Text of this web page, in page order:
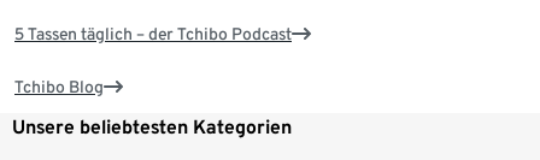
5 Tassen täglich – der Tchibo Podcast
Tchibo Blog
Unsere beliebtesten Kategorien